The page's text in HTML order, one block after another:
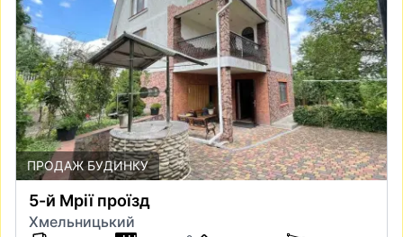
ПРОДАЖ БУДИНКУ
5-й Мрії проїзд
Хмельницький